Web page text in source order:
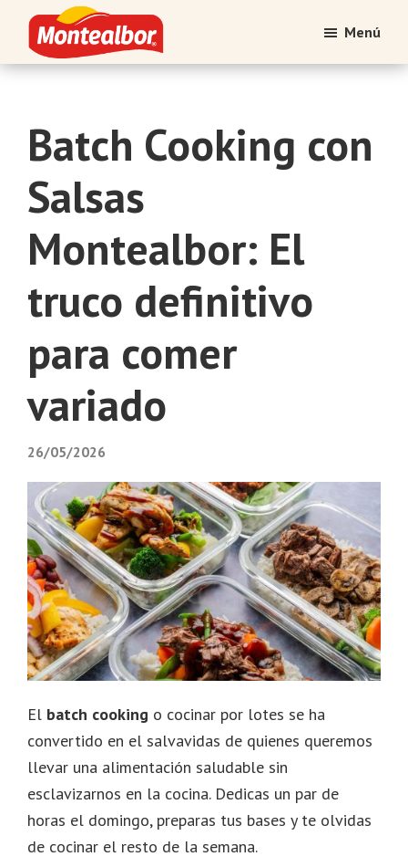
Saltar
contenido
Saltar
pie Montealbor
Tradición
con
el
tiempo
Menú
Batch Cooking con
Salsas
Montealbor: El
truco definitivo
para comer
variado
26/05/2026
El batch cooking o cocinar por lotes se ha
convertido en el salvavidas de quienes queremos
llevar una alimentación saludable sin
esclavizarnos en la cocina. Dedicas un par de
horas el domingo, preparas tus bases y te olvidas
de cocinar el resto de la semana.